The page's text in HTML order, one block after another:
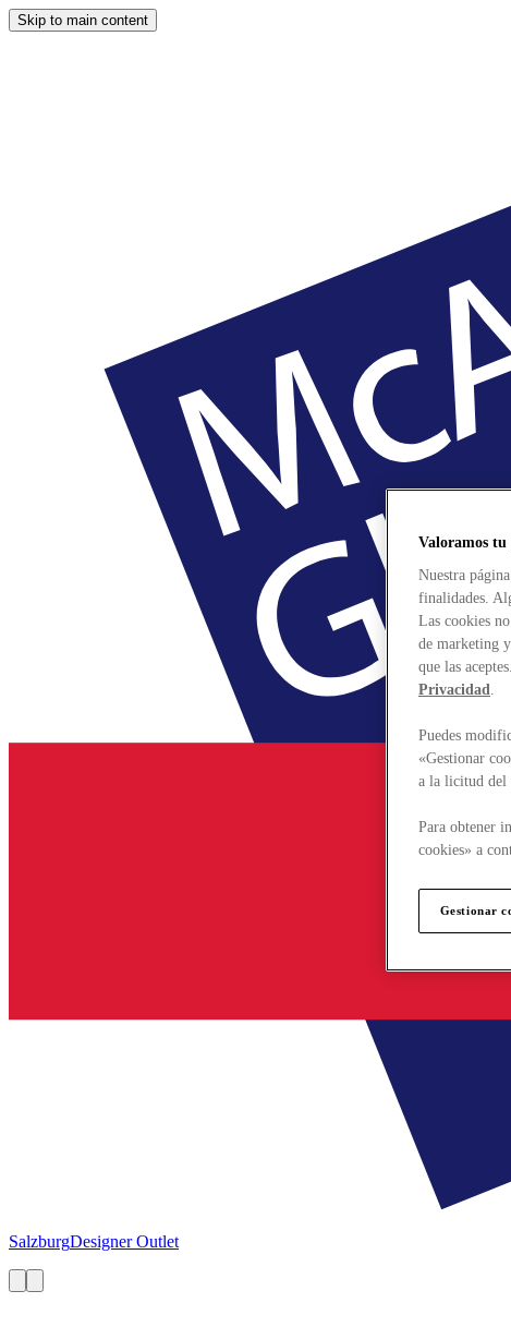
Skip to main content
SalzburgDesigner Outlet
Valoramos
Nuestra
finalidades.
Las cookies
de marketing
que las
Privacidad.
Puedes
«Gestionar
a la licitud del
Para obtener
cookies» a
Gestionar